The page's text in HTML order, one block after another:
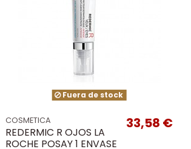
Fuera de stock
COSMETICA
REDERMIC R OJOS LA
ROCHE POSAY 1 ENVASE
33,58 €